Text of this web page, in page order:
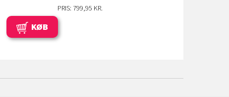
PRIS: 799,95 KR.
KØB